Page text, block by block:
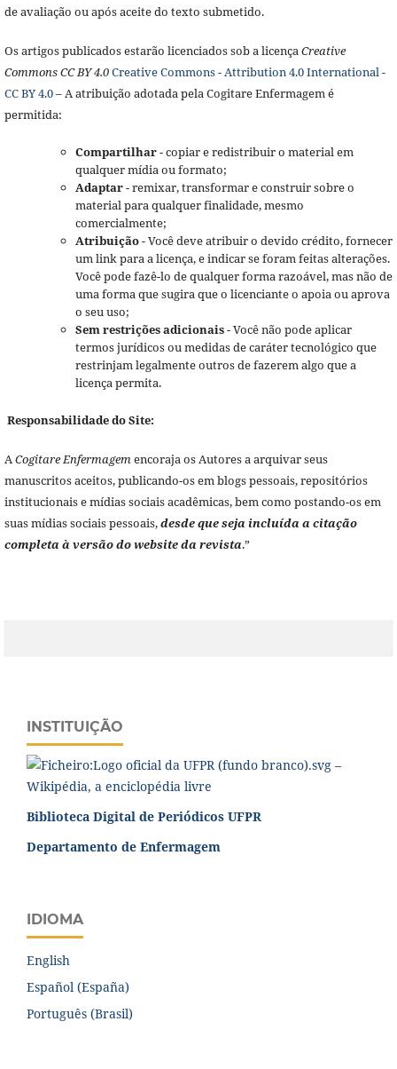
de avaliação ou após aceite do texto submetido.
Os artigos publicados estarão licenciados sob a licençaCreative
Commons CC BY 4.0Creative Commons - Attribution 4.0 International -
CC BY 4.0– A atribuição adotada pela Cogitare Enfermagem é
permitida:
Compartilhar- copiar e redistribuir o material em
qualquer mídia ou formato;
Adaptar- remixar, transformar e construir sobre o
material para qualquer finalidade, mesmo
comercialmente;
Atribuição- Você deve atribuir o devido crédito, fornecer
um link para a licença, e indicar se foram feitas alterações.
Você pode fazê-lo de qualquer forma razoável, mas não de
uma forma que sugira que o licenciante o apoia ou aprova
o seu uso;
Sem restrições adicionais- Você não pode aplicar
termos jurídicos ou medidas de caráter tecnológico que
restrinjam legalmente outros de fazerem algo que a
licença permita.
Responsabilidade do Site:
ACogitare Enfermagemencoraja os Autores a arquivar seus
manuscritos aceitos, publicando-os em blogs pessoais, repositórios
institucionais e mídias sociais acadêmicas, bem como postando-os em
suas mídias sociais pessoais,desde que seja incluída a citação
completa à versão do website da revista.”
INSTITUIÇÃO
Biblioteca Digital de Periódicos UFPR
Departamento de Enfermagem
IDIOMA
English
Español (España)
Português (Brasil)